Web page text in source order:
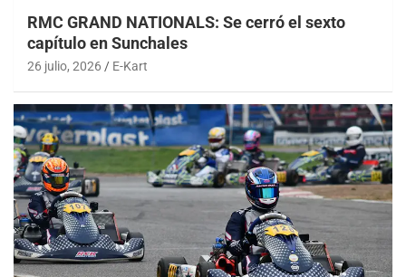
RMC GRAND NATIONALS: Se cerró el sexto
capítulo en Sunchales
26 julio, 2026 E-Kart